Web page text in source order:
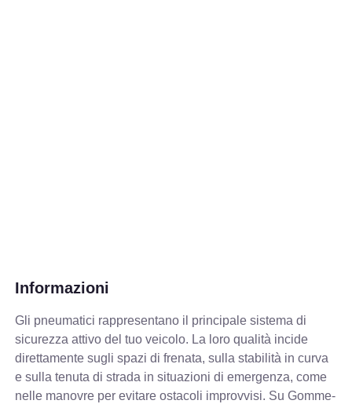
Informazioni
Gli pneumatici rappresentano il principale sistema di
sicurezza attivo del tuo veicolo. La loro qualità incide
direttamente sugli spazi di frenata, sulla stabilità in curva
e sulla tenuta di strada in situazioni di emergenza, come
nelle manovre per evitare ostacoli improvvisi. Su Gomme-